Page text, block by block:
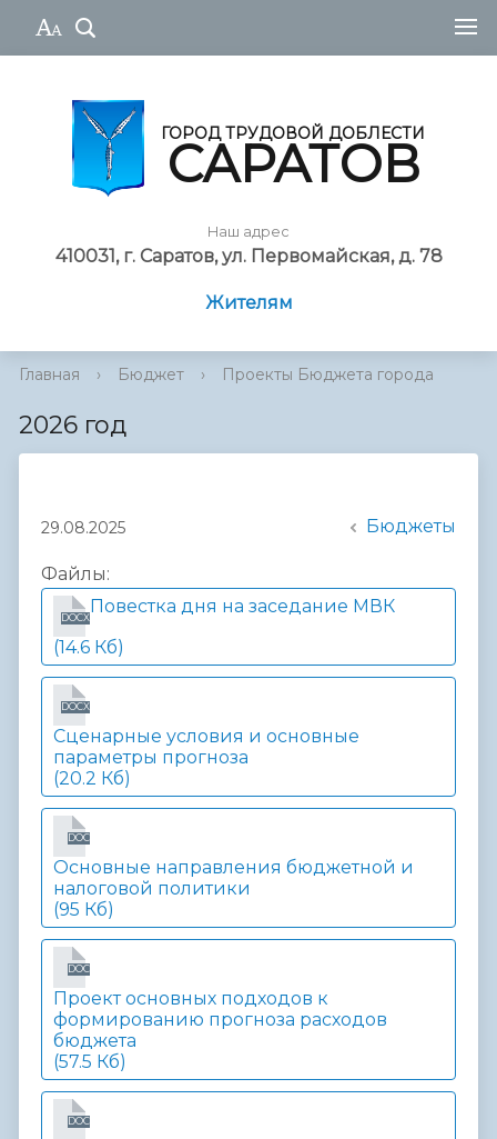
ГОРОД ТРУДОВОЙ ДОБЛЕСТИ
САРАТОВ
Наш адрес
410031, г. Саратов, ул. Первомайская, д. 78
Жителям
Главная › Бюджет › Проекты Бюджета города
2026 год
29.08.2025 Бюджеты
Файлы:
DOCX
Повестка дня на заседание МВК
(14.6 Кб)
DOCX
Сценарные условия и основные
параметры прогноза
(20.2 Кб)
DOC
Основные направления бюджетной и
налоговой политики
(95 Кб)
DOC
Проект основных подходов к
формированию прогноза расходов
бюджета
(57.5 Кб)
DOC